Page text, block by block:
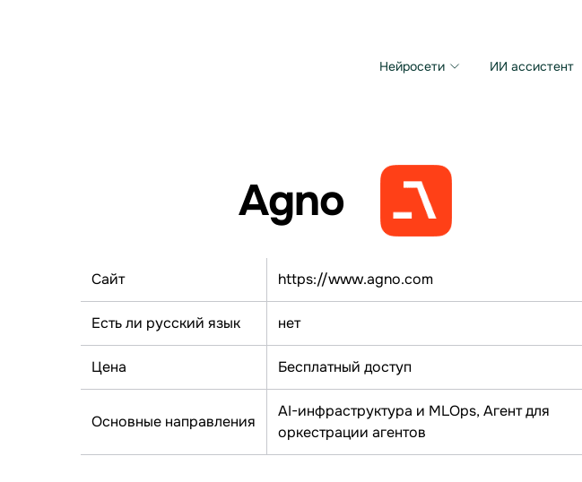
Нейросети ИИ ассистент
Agno
Сайт https://www.agno.com
Есть ли русский язык нет
Цена Бесплатный доступ
Основные направления
AI-инфраструктура и MLOps, Агент для
оркестрации агентов